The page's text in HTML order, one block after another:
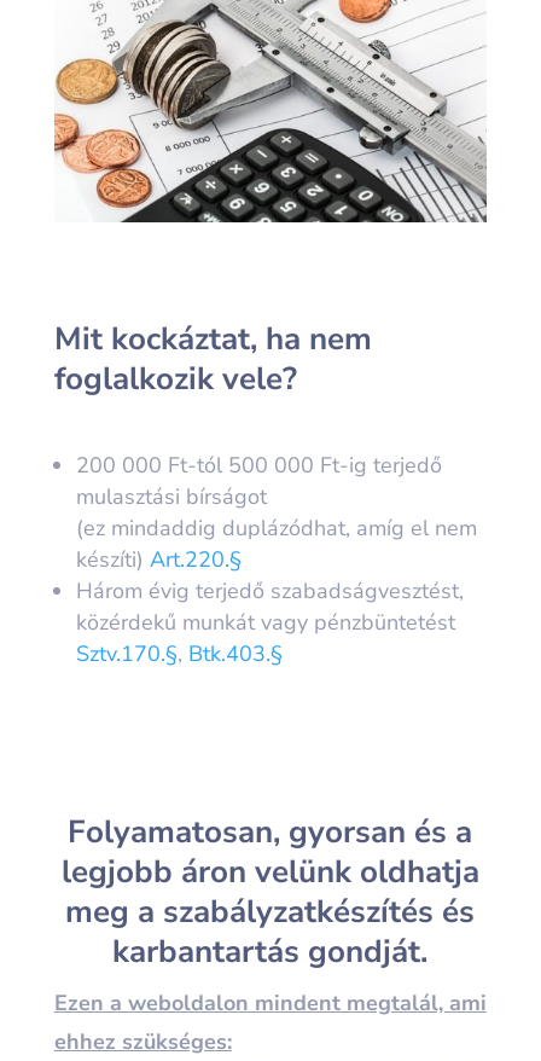
Mit kockáztat, ha nem
foglalkozik vele?
200 000 Ft-tól 500 000 Ft-ig terjedő
mulasztási bírságot
(ez mindaddig duplázódhat, amíg el nem
készíti) Art.220.§
Három évig terjedő szabadságvesztést,
közérdekű munkát vagy pénzbüntetést
Sztv.170.§, Btk.403.§
Folyamatosan, gyorsan és a
legjobb áron velünk oldhatja
meg a szabályzatkészítés és
karbantartás gondját.
Ezen a weboldalon mindent megtalál, ami
ehhez szükséges: